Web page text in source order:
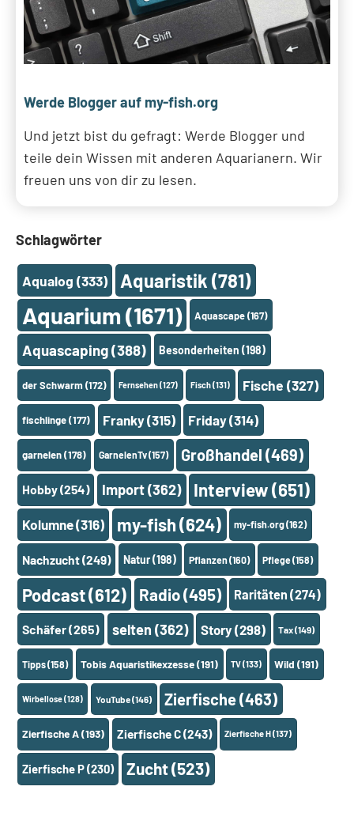
Werde Blogger auf my-fish.org
Und jetzt bist du gefragt: Werde Blogger und
teile dein Wissen mit anderen Aquarianern. Wir
freuen uns von dir zu lesen.
Schlagwörter
Aqualog (333) Aquaristik (781)
Aquarium (1671) Aquascape(167)
Aquascaping(388) Besonderheiten (198)
der Schwarm(172) Fernsehen(127) Fisch(131) Fische (327)
fischlinge(177) Franky(315) Friday(314)
garnelen(178) GarnelenTv(157) Großhandel (469)
Hobby(254) Import(362) Interview(651)
Kolumne(316) my-fish(624) my-fish.org(162)
Nachzucht(249) Natur(198) Pflanzen(160) Pflege(158)
Podcast(612) Radio(495) Raritäten (274)
Schäfer(265) selten (362) Story (298) Tax(149)
Tipps(158) Tobis Aquaristikexzesse(191) TV(133) Wild (191)
Wirbellose(128) YouTube(146) Zierfische(463)
Zierfische A(193) Zierfische C(243) Zierfische H(137)
Zierfische P(230) Zucht(523)